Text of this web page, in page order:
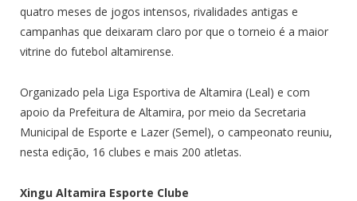
quatro meses de jogos intensos, rivalidades antigas e
campanhas que deixaram claro por que o torneio é a maior
vitrine do futebol altamirense.
Organizado pela Liga Esportiva de Altamira (Leal) e com
apoio da Prefeitura de Altamira, por meio da Secretaria
Municipal de Esporte e Lazer (Semel), o campeonato reuniu,
nesta edição, 16 clubes e mais 200 atletas.
Xingu Altamira Esporte Clube